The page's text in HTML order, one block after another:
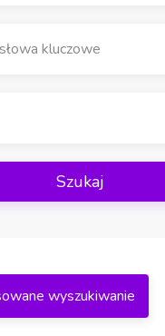
Szukaj
wyszukiwanie